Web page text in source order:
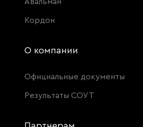
Кордон
О компании
Официальные документы
Результаты СОУТ